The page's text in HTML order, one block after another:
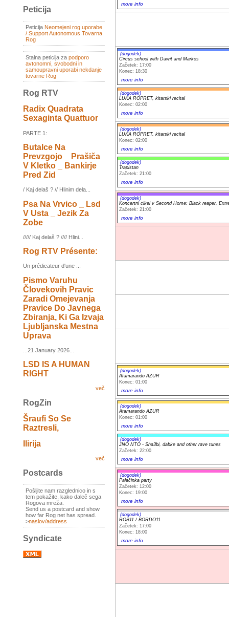
Peticija
Peticija Neomejeni rog uporabe
/ Support Autonomous Tovarna
Rog
Stalna peticija za podporo
avtonomni, svobodni in
samoupravni uporabi nekdanje
tovarne Rog
Rog RTV
Radix Quadrata
Sexaginta Quattuor
PARTE 1:
Butalce Na
Prevzgojo _ Prašiča
V Kletko _ Bankirje
Pred Zid
/ Kaj delaš ? // Hlinim dela...
Psa Na Vrvico _ Lsd
V Usta _ Jezik Za
Zobe
///// Kaj delaš ? //// Hlini...
Rog RTV Présente:
Un prédicateur d'une ...
Pismo Varuhu
Človekovih Pravic
Zaradi Omejevanja
Pravice Do Javnega
Zbiranja, Ki Ga Izvaja
Ljubljanska Mestna
Uprava
...21 January 2026...
LSD IS A HUMAN
RIGHT
več
RogZin
Šraufi So Se
Raztresli,
Ilirija
več
Postcards
Pošljite nam razglednico in s
tem pokažite, kako daleč sega
Rogova mreža.
Send us a postcard and show
how far Rog net has spread.
>naslov/address
Syndicate
more info
(dogodek)
Circus school with Dawit and Markos
Začetek: 17:00
Konec: 18:30
more info
(dogodek)
LUKA ROPRET, kitarski recital
Konec: 02:00
more info
(dogodek)
LUKA ROPRET, kitarski recital
Konec: 02:00
more info
(dogodek)
Trapistan
Začetek: 21:00
more info
(dogodek)
Koncertni cikel v Second Home: Black reaper,
Začetek: 21:00
more info
(dogodek)
Atamarando AZUR
Konec: 01:00
more info
(dogodek)
Atamarando AZUR
Konec: 01:00
more info
(dogodek)
JNO NTO - Sha3bi, dabke and other rave tunes
Začetek: 22:00
more info
(dogodek)
Palačinka party
Začetek: 12:00
Konec: 19:00
more info
(dogodek)
ROB11 / BORDO11
Začetek: 17:00
Konec: 18:00
more info